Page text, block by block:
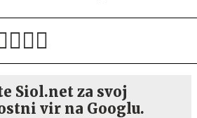
Siol.net za svoj
vir na Googlu.